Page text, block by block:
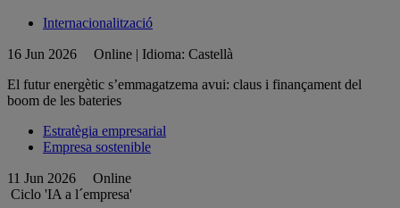
Internacionalització
16 Jun 2026
Online | Idioma: Castellà
El futur energètic s’emmagatzema avui: claus i finançament del
boom de les bateries
Estratègia empresarial
Empresa sostenible
11 Jun 2026
Online
Ciclo 'IA a l´empresa'